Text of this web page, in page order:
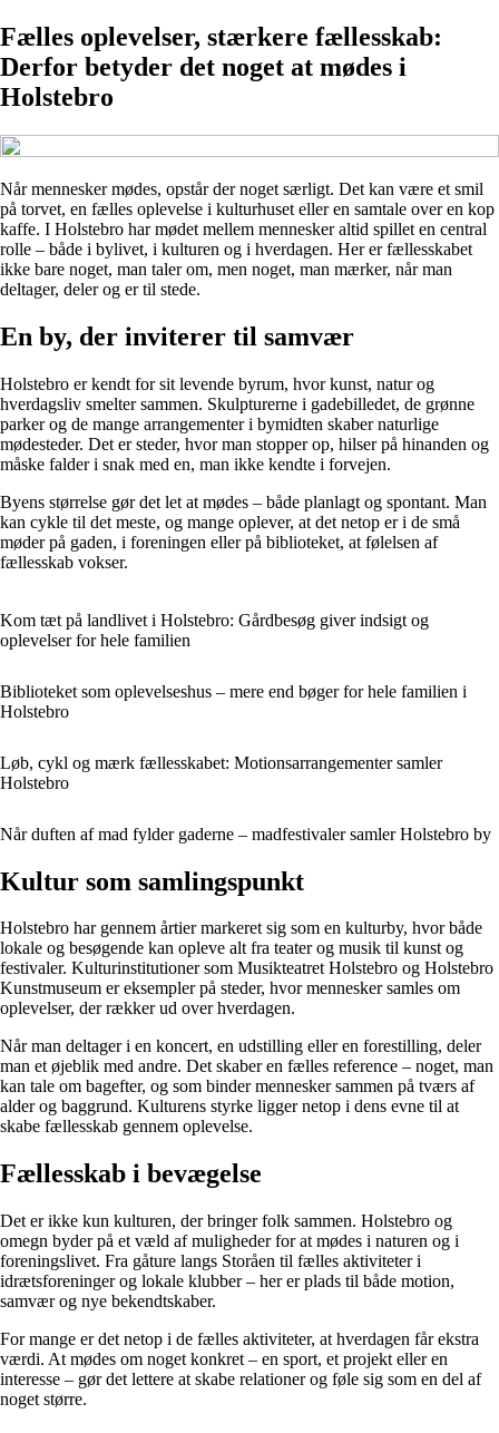
Fælles oplevelser, stærkere fællesskab:
Derfor betyder det noget at mødes i
Holstebro
Når mennesker mødes, opstår der noget særligt. Det kan være et smil
på torvet, en fælles oplevelse i kulturhuset eller en samtale over en kop
kaffe. I Holstebro har mødet mellem mennesker altid spillet en central
rolle – både i bylivet, i kulturen og i hverdagen. Her er fællesskabet
ikke bare noget, man taler om, men noget, man mærker, når man
deltager, deler og er til stede.
En by, der inviterer til samvær
Holstebro er kendt for sit levende byrum, hvor kunst, natur og
hverdagsliv smelter sammen. Skulpturerne i gadebilledet, de grønne
parker og de mange arrangementer i bymidten skaber naturlige
mødesteder. Det er steder, hvor man stopper op, hilser på hinanden og
måske falder i snak med en, man ikke kendte i forvejen.
Byens størrelse gør det let at mødes – både planlagt og spontant. Man
kan cykle til det meste, og mange oplever, at det netop er i de små
møder på gaden, i foreningen eller på biblioteket, at følelsen af
fællesskab vokser.
Kom tæt på landlivet i Holstebro: Gårdbesøg giver indsigt og
oplevelser for hele familien
Biblioteket som oplevelseshus – mere end bøger for hele familien i
Holstebro
Løb, cykl og mærk fællesskabet: Motionsarrangementer samler
Holstebro
Når duften af mad fylder gaderne – madfestivaler samler Holstebro by
Kultur som samlingspunkt
Holstebro har gennem årtier markeret sig som en kulturby, hvor både
lokale og besøgende kan opleve alt fra teater og musik til kunst og
festivaler. Kulturinstitutioner som Musikteatret Holstebro og Holstebro
Kunstmuseum er eksempler på steder, hvor mennesker samles om
oplevelser, der rækker ud over hverdagen.
Når man deltager i en koncert, en udstilling eller en forestilling, deler
man et øjeblik med andre. Det skaber en fælles reference – noget, man
kan tale om bagefter, og som binder mennesker sammen på tværs af
alder og baggrund. Kulturens styrke ligger netop i dens evne til at
skabe fællesskab gennem oplevelse.
Fællesskab i bevægelse
Det er ikke kun kulturen, der bringer folk sammen. Holstebro og
omegn byder på et væld af muligheder for at mødes i naturen og i
foreningslivet. Fra gåture langs Storåen til fælles aktiviteter i
idrætsforeninger og lokale klubber – her er plads til både motion,
samvær og nye bekendtskaber.
For mange er det netop i de fælles aktiviteter, at hverdagen får ekstra
værdi. At mødes om noget konkret – en sport, et projekt eller en
interesse – gør det lettere at skabe relationer og føle sig som en del af
noget større.